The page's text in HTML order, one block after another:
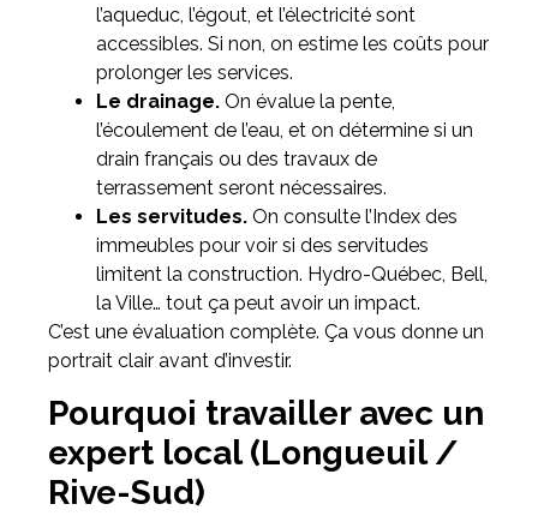
l’aqueduc, l’égout, et l’électricité sont
accessibles. Si non, on estime les coûts pour
prolonger les services.
Le drainage. On évalue la pente,
l’écoulement de l’eau, et on détermine si un
drain français ou des travaux de
terrassement seront nécessaires.
Les servitudes. On consulte l’Index des
immeubles pour voir si des servitudes
limitent la construction. Hydro-Québec, Bell,
la Ville… tout ça peut avoir un impact.
C’est une évaluation complète. Ça vous donne un
portrait clair avant d’investir.
Pourquoi travailler avec un
expert local (Longueuil /
Rive-Sud)